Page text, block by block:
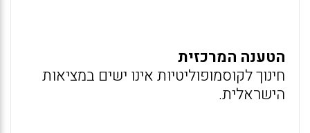
הטענה המרכזית
חינוך לקוסמופוליטיות אינו ישים במציאות
הישראלית.